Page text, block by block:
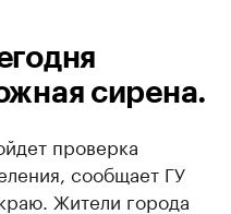
сирена.
проверка
сообщает ГУ
Жители города